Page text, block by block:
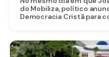
do Mobiliza, político
Democracia Cristã para